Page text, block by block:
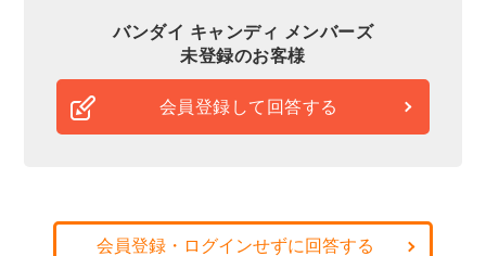
バンダイ キャンディ メンバーズ
未登録のお客様
会員登録して回答する
会員登録・ログインせずに回答する